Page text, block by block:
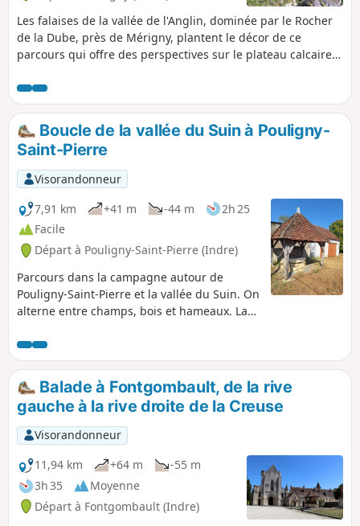
Les falaises de la vallée de l'Anglin, dominée par le Rocher
de la Dube, près de Mérigny, plantent le décor de ce
parcours qui offre des perspectives sur le plateau calcaire
en pierres sèches. Vous découvrirez également, près de
Rives, la Grotte du Rocher Saint-Berthomé, autre vestige de
l'ancienne exploitation du calcaire pour la fabrication de
sarcophages, et le site mystérieux de l'ancien
Moulin de Braud.
Boucle de la vallée du Suin à Pouligny-
Saint-Pierre
Visorandonneur
7,91 km
+41 m -44 m
2h 25
Facile
Départ à Pouligny-Saint-Pierre (Indre)
Parcours dans la campagne autour de
Pouligny-Saint-Pierre et la vallée du Suin. On
alterne entre champs, bois et hameaux. La
Boudinière peut être humide en automne et
en hiver, voire infranchissable sans bottes
après des pluies prolongées. La balade peut
être démarrée aussi bien du centre de
Pouligny-Saint-Pierre en prenant à pied la
direction de Champ Cornu, puis en prenant
à gauche au lieu d'aller à droite au retour au
bout de la Rue Ernest Dupont.
Balade à Fontgombault, de la rive
gauche à la rive droite de la Creuse
Visorandonneur
11,94 km
+64 m
-55 m
3h 35
Moyenne
Départ à Fontgombault (Indre)